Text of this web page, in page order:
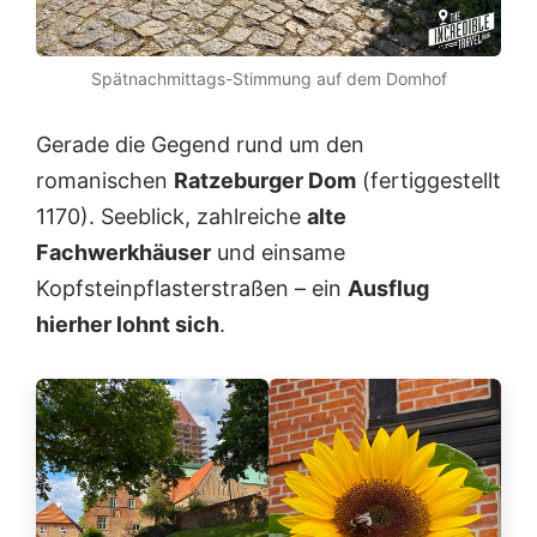
Spätnachmittags-Stimmung auf dem Domhof
Gerade die Gegend rund um den
romanischen Ratzeburger Dom (fertiggestellt
1170). Seeblick, zahlreiche alte
Fachwerkhäuser und einsame
Kopfsteinpflasterstraßen – ein Ausflug
hierher lohnt sich.